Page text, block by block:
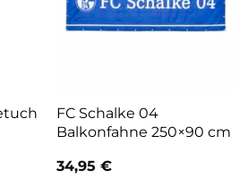
FC Schalke 04
Balkonfahne 250×90 cm
34,95 €